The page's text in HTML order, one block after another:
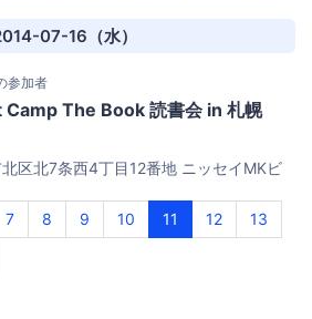
07-16（水）
参加者
The Book 読書会 in 札幌
区北7条西4丁目12番地 ニッセイMKビ
7 8 9 10 11 12
13